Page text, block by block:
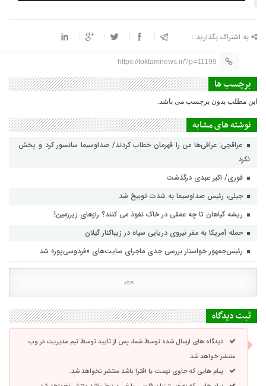
به اشتراک بگذارید :
https://toktamnews.ir/?p=11199
برچسب ها
این مطلب بدون برچسب می باشد.
نوشته های مشابه
عراقچی: عراقی‌ها من را قهرمان خطاب کردند/ صداوسیما سانسور کرد و پخش
نکرد
فوری/ اکبر عبدی درگذشت
جبلی، رئیس صداوسیما به شدت توبیخ شد
ریشه گیاهان تا چه عمقی در خاک نفوذ می کنند؟ رازهای زیرزمین!
حمله آمریکا به مقر نیروی دریایی سپاه در زیباکنار گیلان
رئیس‌جمهور خواستار بررسی جدی ماجرای سایت‌های «فردوسی‌پور» شد
ثبت دیدگاه
دیدگاه های ارسال شده توسط شما، پس از تایید توسط تیم مدیریت در وب
منتشر خواهد شد.
پیام هایی که حاوی تهمت یا افترا باشد منتشر نخواهد شد.